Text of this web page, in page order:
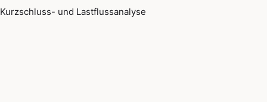
Kurzschluss- und Lastflussanalyse